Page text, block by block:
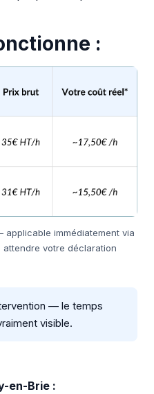
:
immédiatement via
votre déclaration
— le temps
visible.
en-Brie :